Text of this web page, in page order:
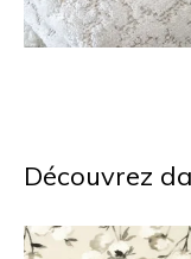
Découvrez